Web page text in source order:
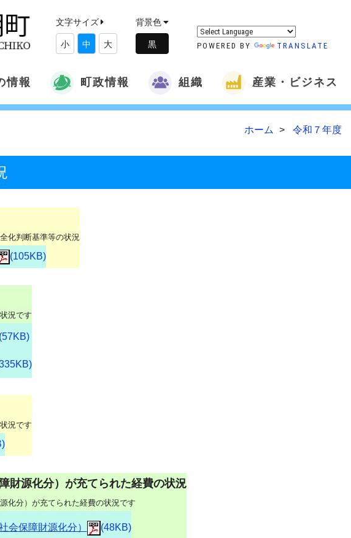
文字サイズ
小 中 大
背景色
POWERED BY TRANSLATE
情報 町政情報 組織 産業・ビジネス
ホーム 令和７年度
化判断基準等の状況
(105KB)
況です
(57KB)
況です
財源化分）が充てられた経費の状況
化分）が充てられた経費の状況です
会保障財源化分） (48KB)